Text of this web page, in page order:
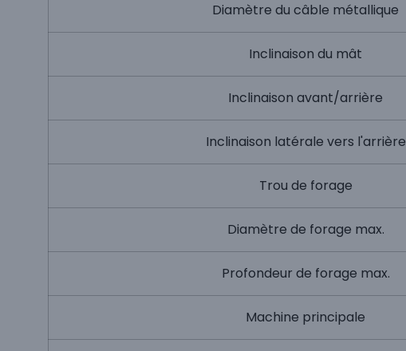
Diamètre du câble métallique
Inclinaison du mât
Inclinaison avant/arrière
Inclinaison latérale vers l'arrière
Trou de forage
Diamètre de forage max.
Profondeur de forage max.
Machine principale